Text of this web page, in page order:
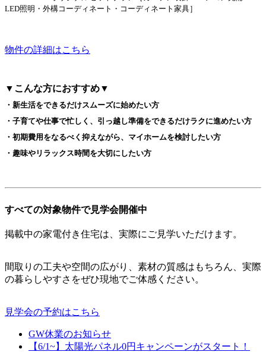
LED照明・外構コーディネート・コーディネート家具］
物件の詳細はこちら
▼こんな方におすすめ▼
・新生活をできるだけスムーズに始めたい方
・子育てや仕事で忙しく、引っ越し準備をできるだけラクに進めたい方
・初期費用をなるべく抑えながら、マイホームを検討したい方
・趣味やリラックス時間を大切にしたい方
すべての対象物件で見学会開催中
掲載中の家電付き住宅は、実際にご見学いただけます。
間取りの工夫や空間の広がり、素材の質感はもちろん、実際
の暮らしやすさをぜひ現地でご体感ください。
見学会の予約はこちら
GW休業のお知らせ
【6/1~】太陽光パネル0円キャンペーンがスタート！